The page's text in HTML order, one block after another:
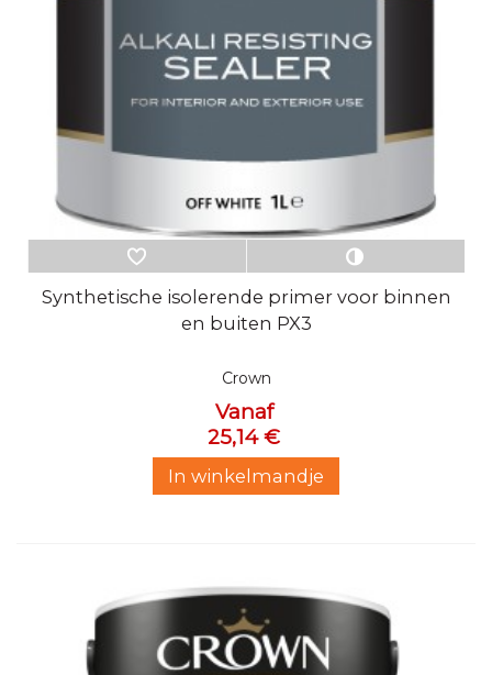
Synthetische isolerende primer voor binnen
en buiten PX3
Crown
Vanaf
25,14 €
In winkelmandje